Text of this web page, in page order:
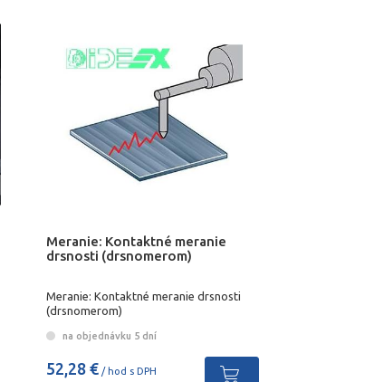
Meranie: Kontaktné meranie
drsnosti (drsnomerom)
Meranie: Kontaktné meranie drsnosti
(drsnomerom)
na objednávku 5 dní
52,28 €/ hod s DPH